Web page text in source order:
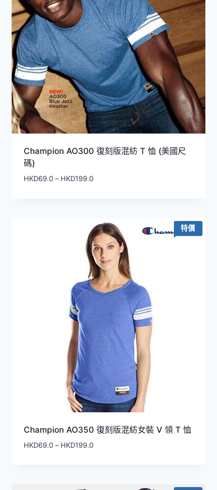
Champion AO300 復刻版混紡 T 恤 (美國尺
碼)
HKD69.0 – HKD199.0價
HKD69.0
到
HKD199.0
特價
Champion AO350 復刻版混紡女裝 V 領 T 恤
HKD69.0 – HKD199.0價